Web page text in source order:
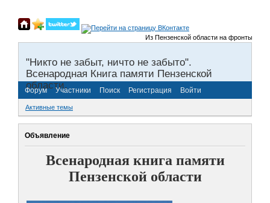
Из Пензенской области на фронты
"Никто не забыт, ничто не забыто".
Всенародная Книга памяти Пензенской
области.
Форум Участники Поиск Регистрация Войти
Активные темы
Объявление
Всенародная книга памяти
Пензенской области